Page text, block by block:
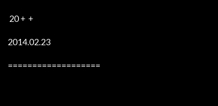
2014.02.23
===================